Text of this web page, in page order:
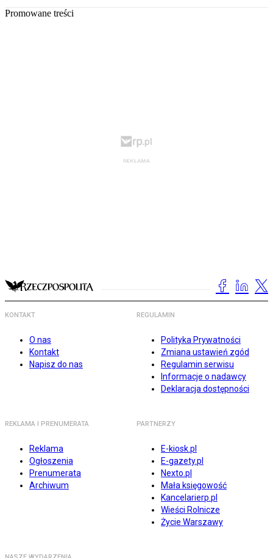
Promowane treści
KONTAKT
O nas
Kontakt
Napisz do nas
REGULAMIN
Polityka Prywatności
Zmiana ustawień zgód
Regulamin serwisu
Informacje o nadawcy
Deklaracja dostępności
REKLAMA I PRENUMERATA
Reklama
Ogłoszenia
Prenumerata
Archiwum
PARTNERZY
E-kiosk.pl
E-gazety.pl
Nexto.pl
Mała księgowość
Kancelarierp.pl
Wieści Rolnicze
Życie Warszawy